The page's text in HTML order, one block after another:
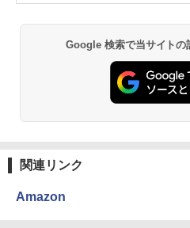
Google 検索で当サイトの
関連リンク
Amazon